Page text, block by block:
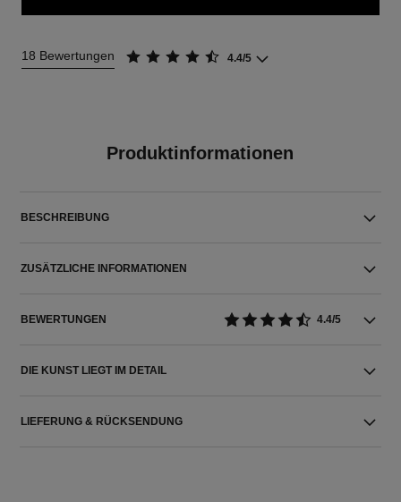
18 Bewertungen 4.4/5
Produktinformationen
BESCHREIBUNG
ZUSÄTZLICHE INFORMATIONEN
BEWERTUNGEN 4.4/5
DIE KUNST LIEGT IM DETAIL
LIEFERUNG & RÜCKSENDUNG